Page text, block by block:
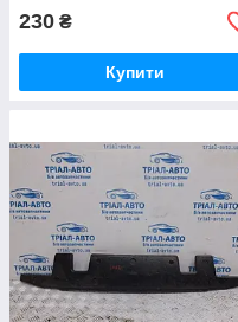
230 ₴
Купити